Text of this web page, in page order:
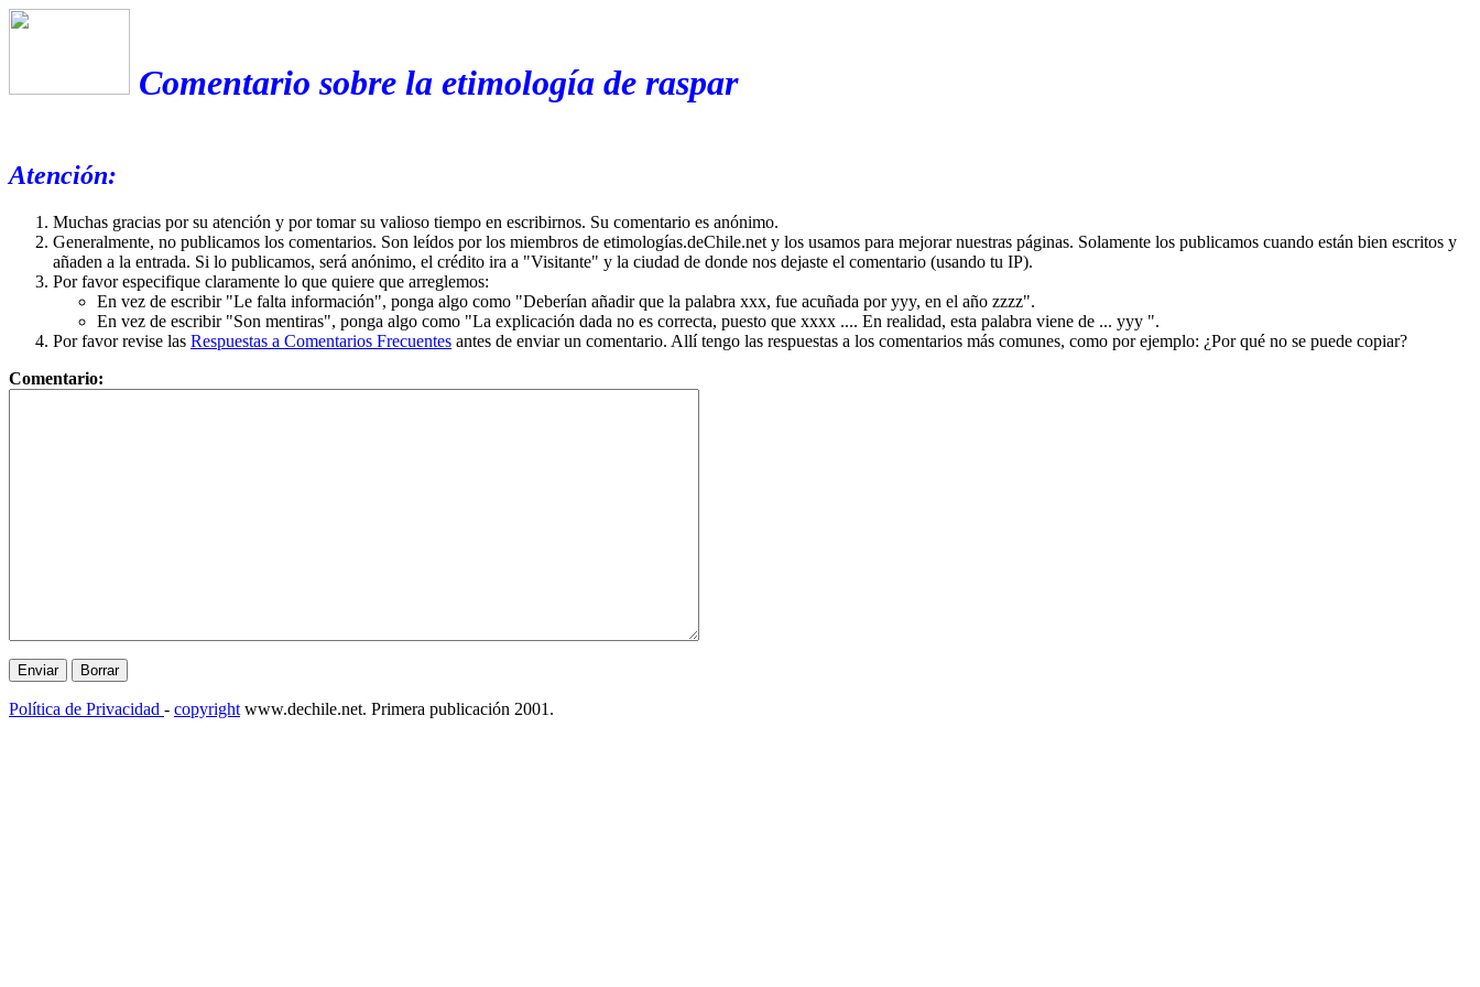
Comentario sobre la etimología de raspar
Atención:
Muchas gracias por su atención y por tomar su valioso tiempo en escribirnos. Su comentario es anónimo.
Generalmente, no publicamos los comentarios. Son leídos por los miembros de etimologías.deChile.net y los usamos para mejorar nuestras páginas. Solamente los publicamos cuando están bien escritos y
añaden a la entrada. Si lo publicamos, será anónimo, el crédito ira a "Visitante" y la ciudad de donde nos dejaste el comentario (usando tu IP).
Por favor especifique claramente lo que quiere que arreglemos:
En vez de escribir "Le falta información", ponga algo como "Deberían añadir que la palabra xxx, fue acuñada por yyy, en el año zzzz".
En vez de escribir "Son mentiras", ponga algo como "La explicación dada no es correcta, puesto que xxxx .... En realidad, esta palabra viene de ... yyy ".
Por favor revise las Respuestas a Comentarios Frecuentes antes de enviar un comentario. Allí tengo las respuestas a los comentarios más comunes, como por ejemplo: ¿Por qué no se puede copiar?
Comentario:
Política de Privacidad - copyright www.dechile.net. Primera publicación 2001.